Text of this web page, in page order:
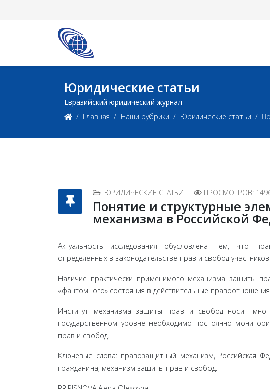
Юридические статьи
Евразийский юридический журнал
Главная
Наши рубрики Юридические статьи
ЮРИДИЧЕСКИЕ СТАТЬИ ПРОСМОТРОВ:
Понятие и структурные
механизма в Российской
Актуальность исследования обусловлена тем, что
определенных в законодательстве прав и свобод
Наличие практически применимого механизма защиты
«фантомного» состояния в действительные
Институт механизма защиты прав и свобод носит
государственном уровне необходимо постоянно
прав и свобод.
Ключевые слова: правозащитный механизм, Российская
гражданина, механизм защиты прав и свобод.